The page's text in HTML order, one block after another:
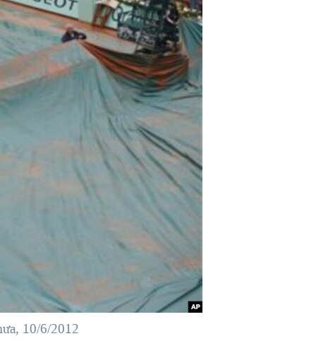
10/6/2012